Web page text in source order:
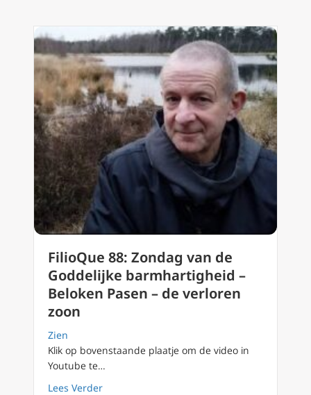
FilioQue 88: Zondag van de
Goddelijke barmhartigheid –
Beloken Pasen – de verloren
zoon
Zien
Klik op bovenstaande plaatje om de video in
Youtube te…
Lees Verderabout FilioQue 88: Zondag van de